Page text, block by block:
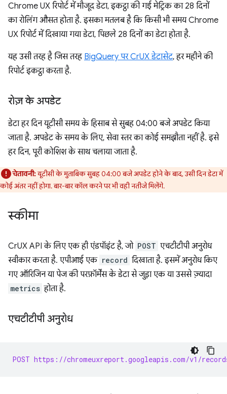
Chrome UX रिपोर्ट में मौजूद डेटा, इकट्ठा की गई मेट्रिक का 28 दिनों
का रोलिंग औसत होता है. इसका मतलब है कि किसी भी समय Chrome
UX रिपोर्ट में दिखाया गया डेटा, पिछले 28 दिनों का डेटा होता है.
यह उसी तरह है जिस तरह BigQuery पर CrUX डेटासेट, हर महीने की
रिपोर्ट इकट्ठा करता है.
रोज़ के अपडेट
डेटा हर दिन यूटीसी समय के हिसाब से सुबह 04:00 बजे अपडेट किया
जाता है. अपडेट के समय के लिए, सेवा स्तर का कोई समझौता नहीं है. इसे
हर दिन, पूरी कोशिश के साथ चलाया जाता है.
चेतावनी:यूटीसी के मुताबिक सुबह 04:00 बजे अपडेट होने के बाद, उसी दिन डेटा में
कोई अंतर नहीं होगा. बार-बार कॉल करने पर भी वही नतीजे मिलेंगे.
स्कीमा
CrUX API के लिए एक ही एंडपॉइंट है, जो POST एचटीटीपी अनुरोध
स्वीकार करता है. एपीआई एक record दिखाता है. इसमें अनुरोध किए
गए ऑरिजिन या पेज की परफ़ॉर्मेंस के डेटा से जुड़ा एक या उससे ज़्यादा
metrics होता है.
एचटीटीपी अनुरोध
POST https://chromeuxreport.googleapis.com/v1/